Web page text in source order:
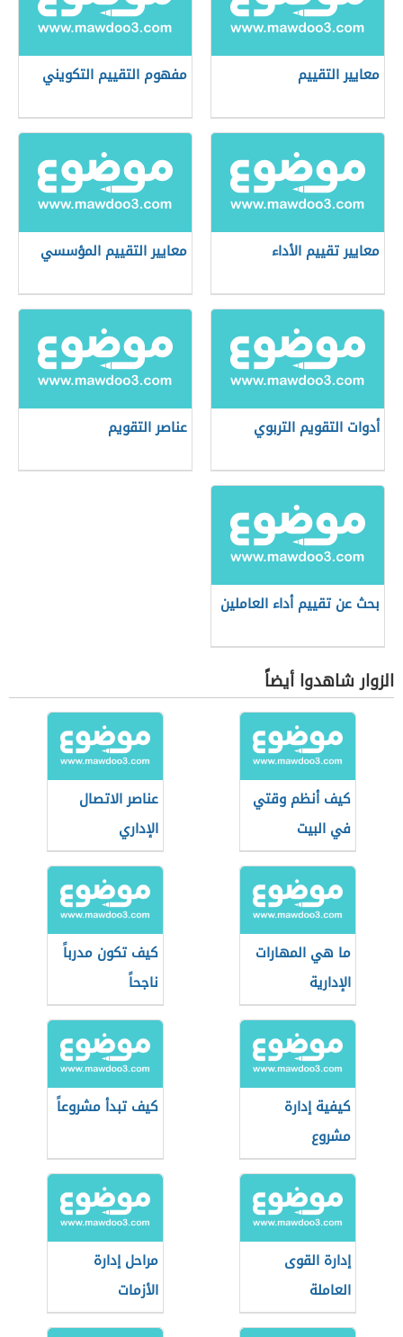
معايير التقييم مفهوم التقييم التكويني
معايير تقييم الأداء معايير التقييم المؤسسي
أدوات التقويم التربوي عناصر التقويم
بحث عن تقييم أداء العاملين
الزوار شاهدوا أيضاً
كيف أنظم وقتي
في البيت
عناصر الاتصال
الإداري
ما هي المهارات
الإدارية
كيف تكون مدرباً
ناجحاً
كيفية إدارة
مشروع
كيف تبدأ مشروعاً
إدارة القوى
العاملة
مراحل إدارة
الأزمات